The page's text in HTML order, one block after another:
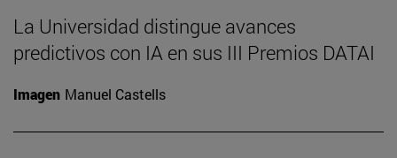
La Universidad distingue avances
predictivos con IA en sus III Premios DATAI
Imagen Manuel Castells